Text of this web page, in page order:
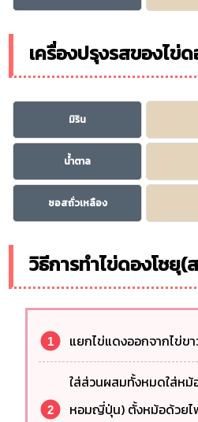
เครื่องปรุงรสของไข่
มิริน
น้ำตาล
ซอสถั่วเหลือง
วิธีการทำไข่ดองโชยุ
แยกไข่แดงออกจากไข่ข
ใส่ส่วนผสมทั้งหมดใส่ห
หอมญี่ปุ่น) ตั้งหม้อด้วยไ